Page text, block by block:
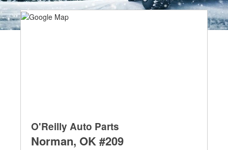
O'Reilly Auto Parts
Norman, OK #209